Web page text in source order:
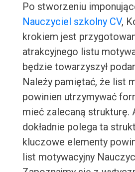
Po stworzeniu
Nauczyciel szkolny CV,
krokiem jest
atrakcyjnego listu
będzie towarzyszył
Należy pamiętać, że list
powinien utrzymywać
mieć zalecaną strukturę.
dokładnie polega ta
kluczowe elementy
list motywacyjny